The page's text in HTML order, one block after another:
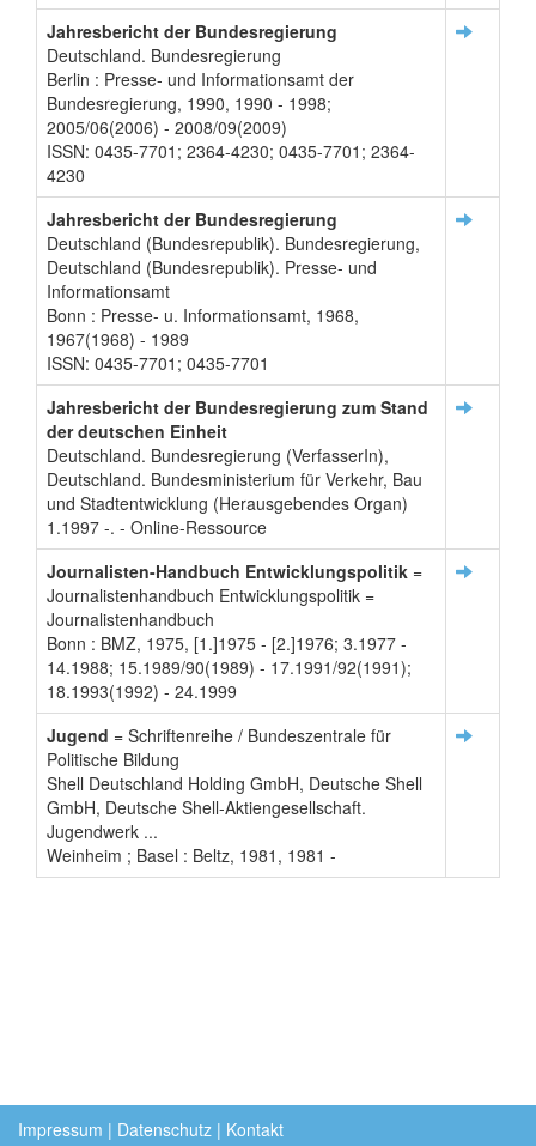
Jahresbericht der Bundesregierung
Deutschland. Bundesregierung
Berlin : Presse- und Informationsamt der
Bundesregierung, 1990, 1990 - 1998;
2005/06(2006) - 2008/09(2009)
ISSN: 0435-7701; 2364-4230; 0435-7701; 2364-
4230
Jahresbericht der Bundesregierung
Deutschland (Bundesrepublik). Bundesregierung,
Deutschland (Bundesrepublik). Presse- und
Informationsamt
Bonn : Presse- u. Informationsamt, 1968,
1967(1968) - 1989
ISSN: 0435-7701; 0435-7701
Jahresbericht der Bundesregierung zum Stand
der deutschen Einheit
Deutschland. Bundesregierung (VerfasserIn),
Deutschland. Bundesministerium für Verkehr, Bau
und Stadtentwicklung (Herausgebendes Organ)
1.1997 -. - Online-Ressource
Journalisten-Handbuch Entwicklungspolitik =
Journalistenhandbuch Entwicklungspolitik =
Journalistenhandbuch
Bonn : BMZ, 1975, [1.]1975 - [2.]1976; 3.1977 -
14.1988; 15.1989/90(1989) - 17.1991/92(1991);
18.1993(1992) - 24.1999
Jugend = Schriftenreihe / Bundeszentrale für
Politische Bildung
Shell Deutschland Holding GmbH, Deutsche Shell
GmbH, Deutsche Shell-Aktiengesellschaft.
Jugendwerk ...
Weinheim ; Basel : Beltz, 1981, 1981 -
Impressum | Datenschutz | Kontakt